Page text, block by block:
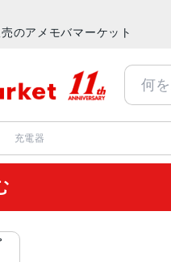
のアメモバマーケット
充電器